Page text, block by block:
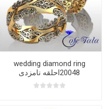
wedding diamond ring
20048احلقه نامزدی